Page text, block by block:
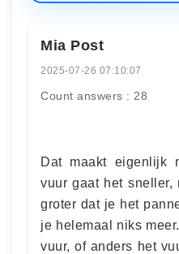
Mia Post
2025-07-26 07:10:07
Count answers : 28
Dat maakt eigenlijk
vuur gaat het sneller,
groter dat je het
je helemaal niks
vuur, of anders het